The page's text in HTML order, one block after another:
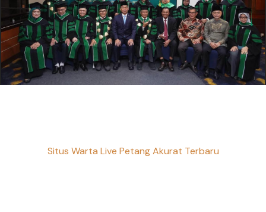
Situs Warta Live Petang Akurat Terbaru